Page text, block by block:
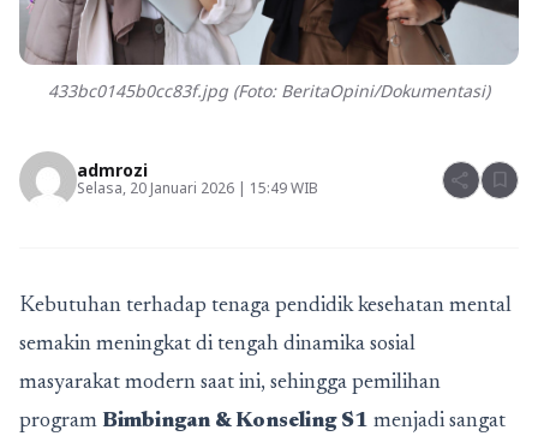
433bc0145b0cc83f.jpg (Foto: BeritaOpini/Dokumentasi)
admrozi
Selasa, 20 Januari 2026 | 15:49 WIB share bookmark
Kebutuhan terhadap tenaga pendidik kesehatan mental
semakin meningkat di tengah dinamika sosial
masyarakat modern saat ini, sehingga pemilihan
program Bimbingan & Konseling S1 menjadi sangat